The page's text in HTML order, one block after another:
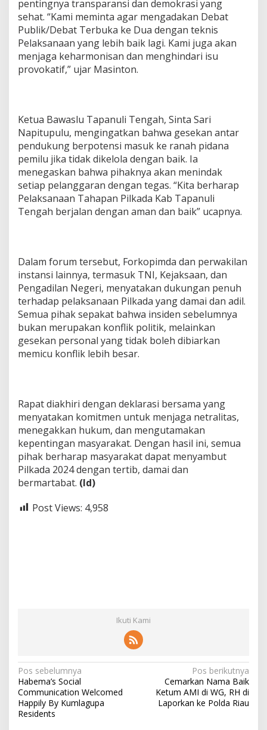
pentingnya transparansi dan demokrasi yang
sehat. “Kami meminta agar mengadakan Debat
Publik/Debat Terbuka ke Dua dengan teknis
Pelaksanaan yang lebih baik lagi. Kami juga akan
menjaga keharmonisan dan menghindari isu
provokatif,” ujar Masinton.
Ketua Bawaslu Tapanuli Tengah, Sinta Sari
Napitupulu, mengingatkan bahwa gesekan antar
pendukung berpotensi masuk ke ranah pidana
pemilu jika tidak dikelola dengan baik. Ia
menegaskan bahwa pihaknya akan menindak
setiap pelanggaran dengan tegas. “Kita berharap
Pelaksanaan Tahapan Pilkada Kab Tapanuli
Tengah berjalan dengan aman dan baik” ucapnya.
Dalam forum tersebut, Forkopimda dan perwakilan
instansi lainnya, termasuk TNI, Kejaksaan, dan
Pengadilan Negeri, menyatakan dukungan penuh
terhadap pelaksanaan Pilkada yang damai dan adil.
Semua pihak sepakat bahwa insiden sebelumnya
bukan merupakan konflik politik, melainkan
gesekan personal yang tidak boleh dibiarkan
memicu konflik lebih besar.
Rapat diakhiri dengan deklarasi bersama yang
menyatakan komitmen untuk menjaga netralitas,
menegakkan hukum, dan mengutamakan
kepentingan masyarakat. Dengan hasil ini, semua
pihak berharap masyarakat dapat menyambut
Pilkada 2024 dengan tertib, damai dan
bermartabat. (ld)
Post Views: 4,958
Ikuti Kami
N
a
v
Pos sebelumnya
Habema’s Social
Communication Welcomed
Happily By Kumlagupa
Residents
Pos berikutnya
Cemarkan Nama Baik
Ketum AMI di WG, RH di
Laporkan ke Polda Riau